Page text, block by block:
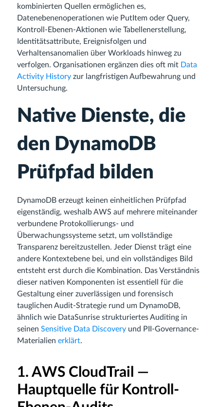
kombinierten Quellen ermöglichen es,
Datenebenenoperationen wie PutItem oder Query,
Kontroll-Ebenen-Aktionen wie Tabellenerstellung,
Identitätsattribute, Ereignisfolgen und
Verhaltensanomalien über Workloads hinweg zu
verfolgen. Organisationen ergänzen dies oft mit Data
Activity History zur langfristigen Aufbewahrung und
Untersuchung.
Native Dienste, die
den DynamoDB
Prüfpfad bilden
DynamoDB erzeugt keinen einheitlichen Prüfpfad
eigenständig, weshalb AWS auf mehrere miteinander
verbundene Protokollierungs- und
Überwachungssysteme setzt, um vollständige
Transparenz bereitzustellen. Jeder Dienst trägt eine
andere Kontextebene bei, und ein vollständiges Bild
entsteht erst durch die Kombination. Das Verständnis
dieser nativen Komponenten ist essentiell für die
Gestaltung einer zuverlässigen und forensisch
tauglichen Audit-Strategie rund um DynamoDB,
ähnlich wie DataSunrise strukturiertes Auditing in
seinen Sensitive Data Discovery und PII-Governance-
Materialien erklärt.
1. AWS CloudTrail —
Hauptquelle für Kontroll-